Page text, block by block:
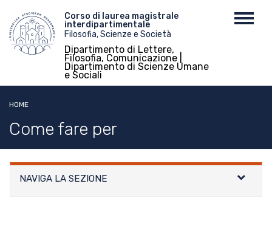
contenuto
principale
Menu
top
Corso di laurea magistrale
interdipartimentale
Filosofia, Scienze e Società
Dipartimento di Lettere,
Filosofia, Comunicazione |
Dipartimento di Scienze Umane
e Sociali
HOME
Come fare per
NAVIGA LA SEZIONE